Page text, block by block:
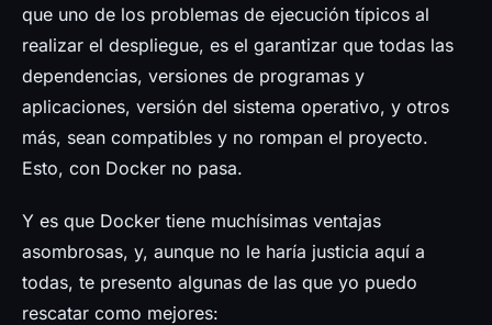
que uno de los problemas de ejecución típicos al
realizar el despliegue, es el garantizar que todas las
dependencias, versiones de programas y
aplicaciones, versión del sistema operativo, y otros
más, sean compatibles y no rompan el proyecto.
Esto, con Docker no pasa.
Y es que Docker tiene muchísimas ventajas
asombrosas, y, aunque no le haría justicia aquí a
todas, te presento algunas de las que yo puedo
rescatar como mejores: